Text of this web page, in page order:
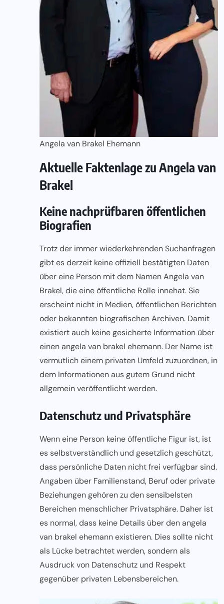
Angela van Brakel Ehemann
Aktuelle Faktenlage zu Angela van
Brakel
Keine nachprüfbaren öffentlichen
Biografien
Trotz der immer wiederkehrenden Suchanfragen
gibt es derzeit keine offiziell bestätigten Daten
über eine Person mit dem Namen Angela van
Brakel, die eine öffentliche Rolle innehat. Sie
erscheint nicht in Medien, öffentlichen Berichten
oder bekannten biografischen Archiven. Damit
existiert auch keine gesicherte Information über
einen angela van brakel ehemann. Der Name ist
vermutlich einem privaten Umfeld zuzuordnen, in
dem Informationen aus gutem Grund nicht
allgemein veröffentlicht werden.
Datenschutz und Privatsphäre
Wenn eine Person keine öffentliche Figur ist, ist
es selbstverständlich und gesetzlich geschützt,
dass persönliche Daten nicht frei verfügbar sind.
Angaben über Familienstand, Beruf oder private
Beziehungen gehören zu den sensibelsten
Bereichen menschlicher Privatsphäre. Daher ist
es normal, dass keine Details über den angela
van brakel ehemann existieren. Dies sollte nicht
als Lücke betrachtet werden, sondern als
Ausdruck von Datenschutz und Respekt
gegenüber privaten Lebensbereichen.